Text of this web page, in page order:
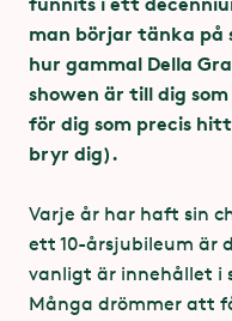
man börjar tänka på
hur gammal Della
showen är till dig
för dig som precis
bryr dig).
Varje år har haft sin
ett 10-årsjubileum är
vanligt är innehållet i
Många drömmer att
Dag
Söndag 25 okt
Åldersgräns 7 år
Bokning av grupp över
400 100.
yttersta
Lokalen har fyra
tillsammans
En ledsagare
I lokalen finns
skötbord.
Vid